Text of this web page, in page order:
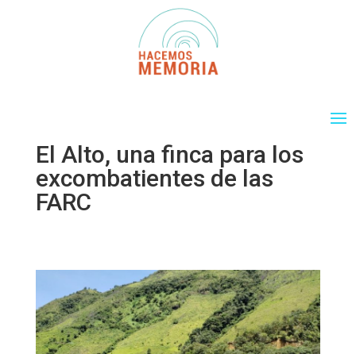
El Alto, una finca para los
excombatientes de las
FARC